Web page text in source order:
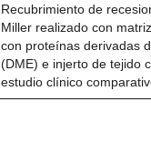
Recubrimiento de
Miller realizado con
con proteínas derivadas
(DME) e injerto de tejido
estudio clínico